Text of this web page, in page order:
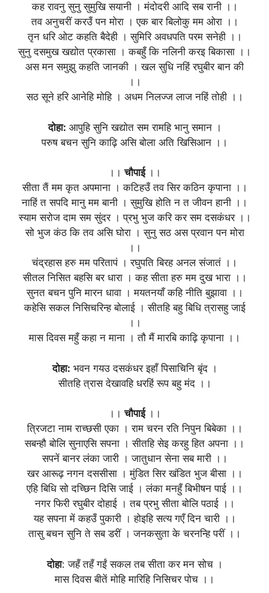
कह रावनु सुनु सुमुखि सयानी । मंदोदरी आदि सब रानी ।।
तव अनुचरीं करउँ पन मोरा । एक बार बिलोकु मम ओरा ।।
तृन धरि ओट कहति बैदेही । सुमिरि अवधपति परम सनेही ।।
सुनु दसमुख खद्योत प्रकासा । कबहुँ कि नलिनी करइ बिकासा ।।
अस मन समुझु कहति जानकी । खल सुधि नहिं रघुबीर बान की
।।
सठ सूने हरि आनेहि मोहि । अधम निलज्ज लाज नहिं तोही ।।
दोहा: आपुहि सुनि खद्योत सम रामहि भानु समान ।
परुष बचन सुनि काढ़ि असि बोला अति खिसिआन ।।
।।चौपाई ।।
सीता तैं मम कृत अपमाना । कटिहउँ तव सिर कठिन कृपाना ।।
नाहिं त सपदि मानु मम बानी । सुमुखि होति न त जीवन हानी ।।
स्याम सरोज दाम सम सुंदर । प्रभु भुज करि कर सम दसकंधर ।।
सो भुज कंठ कि तव असि घोरा । सुनु सठ अस प्रवान पन मोरा
।।
चंद्रहास हरु मम परितापं । रघुपति बिरह अनल संजातं ।।
सीतल निसित बहसि बर धारा । कह सीता हरु मम दुख भारा ।।
सुनत बचन पुनि मारन धावा । मयतनयाँ कहि नीति बुझावा ।।
कहेसि सकल निसिचरिन्ह बोलाई । सीतहि बहु बिधि त्रासहु जाई
।।
मास दिवस महुँ कहा न माना । तौ मैं मारबि काढ़ि कृपाना ।।
दोहा: भवन गयउ दसकंधर इहाँ पिसाचिनि बृंद ।
सीतहि त्रास देखावहि धरहिं रूप बहु मंद ।।
।।चौपाई ।।
त्रिजटा नाम राच्छसी एका । राम चरन रति निपुन बिबेका ।।
सबन्हौ बोलि सुनाएसि सपना । सीतहि सेइ करहु हित अपना ।।
सपनें बानर लंका जारी । जातुधान सेना सब मारी ।।
खर आरूढ़ नगन दससीसा । मुंडित सिर खंडित भुज बीसा ।।
एहि बिधि सो दच्छिन दिसि जाई । लंका मनहुँ बिभीषन पाई ।।
नगर फिरी रघुबीर दोहाई । तब प्रभु सीता बोलि पठाई ।।
यह सपना में कहउँ पुकारी । होइहि सत्य गएँ दिन चारी ।।
तासु बचन सुनि ते सब डरीं । जनकसुता के चरनन्हि परीं ।।
दोहा: जहँ तहँ गईं सकल तब सीता कर मन सोच ।
मास दिवस बीतें मोहि मारिहि निसिचर पोच ।।